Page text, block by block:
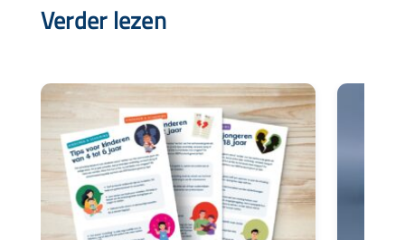
Verder lezen